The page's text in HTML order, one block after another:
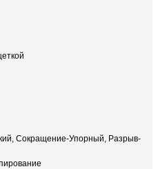
Сокращение-Упорный, Разрыв-